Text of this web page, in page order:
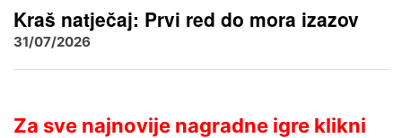
Kraš natječaj: Prvi red do mora izazov
31/07/2026
Za sve najnovije nagradne igre klikni